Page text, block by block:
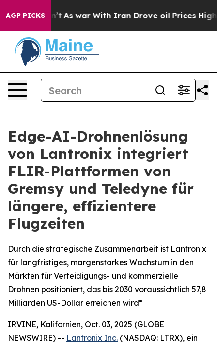
AGP PICKS
As war With Iran Drove oil Prices Higher,
Edge-AI-Drohnenlösung
von Lantronix integriert
FLIR-Plattformen von
Gremsy und Teledyne für
längere, effizientere
Flugzeiten
Durch die strategische Zusammenarbeit ist Lantronix
für langfristiges, margenstarkes Wachstum in den
Märkten für Verteidigungs- und kommerzielle
Drohnen positioniert, das bis 2030 voraussichtlich 57,8
Milliarden US-Dollar erreichen wird*
IRVINE, Kalifornien, Oct. 03, 2025 (GLOBE
NEWSWIRE) -- Lantronix Inc. (NASDAQ: LTRX), ein